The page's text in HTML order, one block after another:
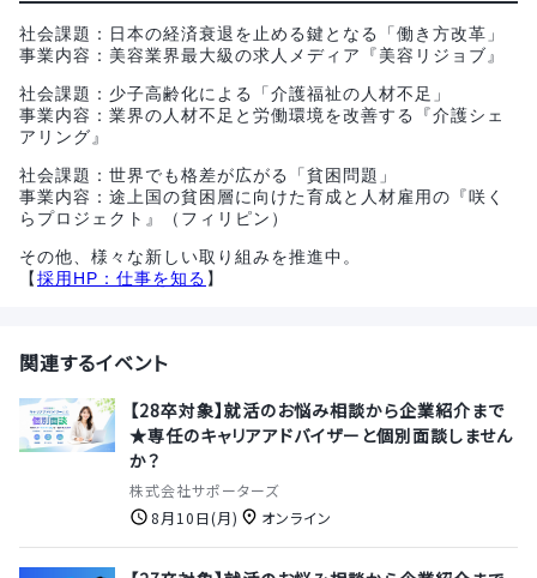
社会課題：日本の経済衰退を止める鍵となる「働き方改革」
事業内容：美容業界最大級の求人メディア『美容リジョブ』
社会課題：少子高齢化による「介護福祉の人材不足」
事業内容：業界の人材不足と労働環境を改善する『介護シェ
アリング』
社会課題：世界でも格差が広がる「貧困問題」
事業内容：途上国の貧困層に向けた育成と人材雇用の『咲く
らプロジェクト』（フィリピン）
その他、様々な新しい取り組みを推進中。
【採用HP：仕事を知る 】
関連するイベント
【28卒対象】就活のお悩み相談から企業紹介まで
★専任のキャリアアドバイザーと個別面談しません
か？
株式会社サポーターズ
8月10日(月)
オンライン